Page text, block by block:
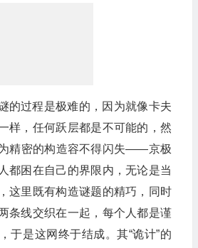
的过程是极难的，因为就像卡夫
样，任何跃层都是不可能的，然
精密的构造容不得闪失——京极
都困在自己的界限内，无论是当
这里既有构造谜题的精巧，同时
条线交织在一起，每个人都是谨
于是这网终于结成。其“诡计”的